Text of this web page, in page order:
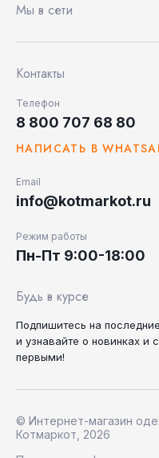
Мы в сети
Контакты
Телефон
8 800 707 68 80
НАПИСАТЬ В
Email
info@kotmarkot.ru
Режим работы
Пн-Пт 9:00-18:00
Будь в курсе
Подпишитесь на последние
и узнавайте о новинках и
первыми!
© Интернет-магазин
Котмаркот, 2026